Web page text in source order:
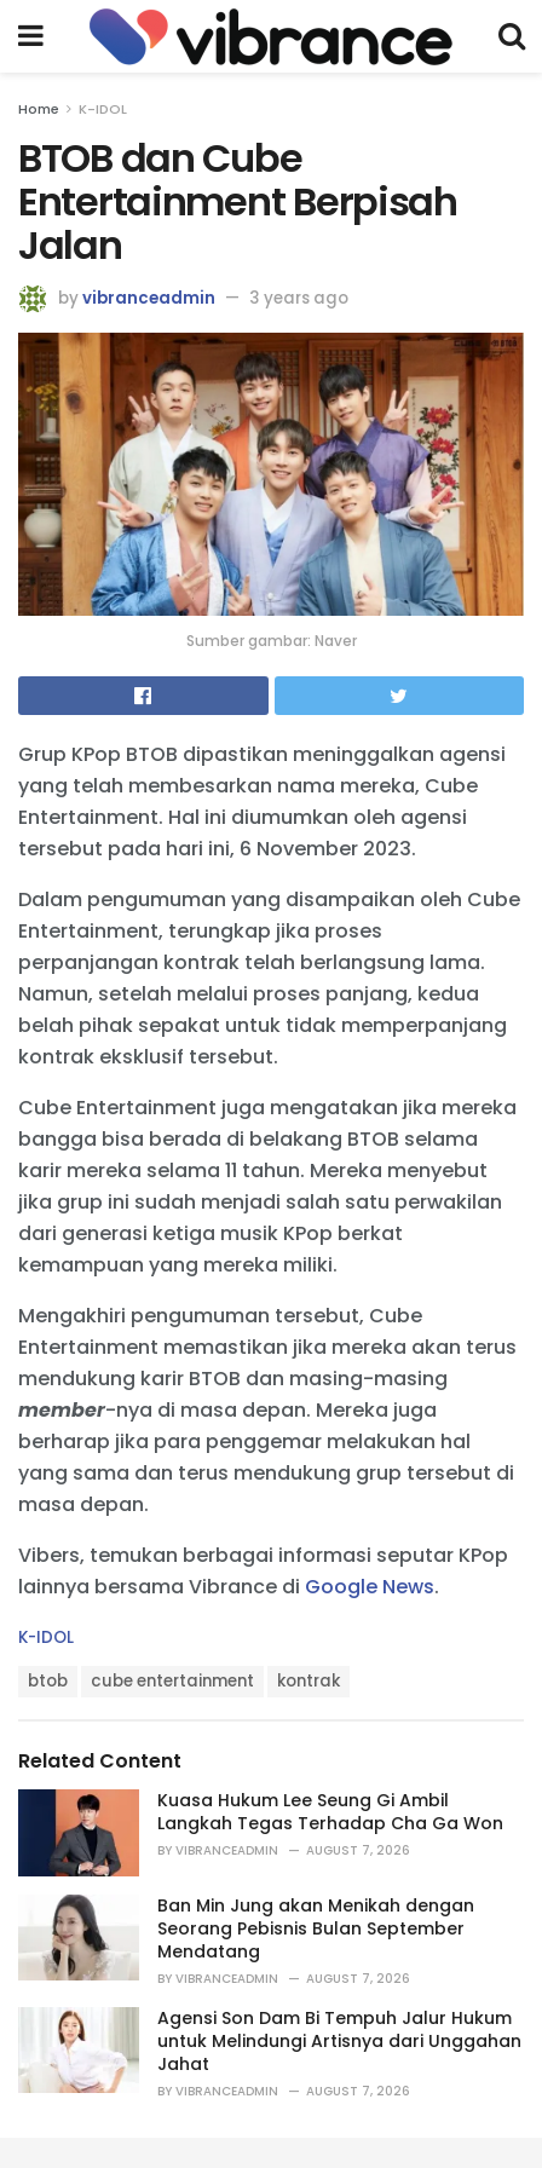
Home K-IDOL
BTOB dan Cube
Entertainment Berpisah
Jalan
byvibranceadmin 3 years ago
Sumber gambar: Naver
Grup KPop BTOB dipastikan meninggalkan agensi
yang telah membesarkan nama mereka, Cube
Entertainment. Hal ini diumumkan oleh agensi
tersebut pada hari ini, 6 November 2023.
Dalam pengumuman yang disampaikan oleh Cube
Entertainment, terungkap jika proses
perpanjangan kontrak telah berlangsung lama.
Namun, setelah melalui proses panjang, kedua
belah pihak sepakat untuk tidak memperpanjang
kontrak eksklusif tersebut.
Cube Entertainment juga mengatakan jika mereka
bangga bisa berada di belakang BTOB selama
karir mereka selama 11 tahun. Mereka menyebut
jika grup ini sudah menjadi salah satu perwakilan
dari generasi ketiga musik KPop berkat
kemampuan yang mereka miliki.
Mengakhiri pengumuman tersebut, Cube
Entertainment memastikan jika mereka akan terus
mendukung karir BTOB dan masing-masing
member-nya di masa depan. Mereka juga
berharap jika para penggemar melakukan hal
yang sama dan terus mendukung grup tersebut di
masa depan.
Vibers, temukan berbagai informasi seputar KPop
lainnya bersama Vibrance di Google News.
C
r
i
K-IDOL
:
btob cube entertainment kontrak
Related Content
Kuasa Hukum Lee Seung Gi Ambil
Langkah Tegas Terhadap Cha Ga Won
BY VIBRANCEADMIN AUGUST 7, 2026
Ban Min Jung akan Menikah dengan
Seorang Pebisnis Bulan September
Mendatang
BY VIBRANCEADMIN AUGUST 7, 2026
Agensi Son Dam Bi Tempuh Jalur Hukum
untuk Melindungi Artisnya dari Unggahan
Jahat
BY VIBRANCEADMIN AUGUST 7, 2026